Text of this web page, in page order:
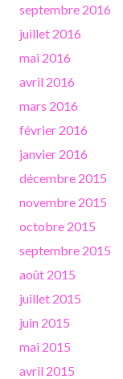
septembre 2016
juillet 2016
mai 2016
avril 2016
mars 2016
février 2016
janvier 2016
décembre 2015
novembre 2015
octobre 2015
septembre 2015
août 2015
juillet 2015
juin 2015
mai 2015
avril 2015